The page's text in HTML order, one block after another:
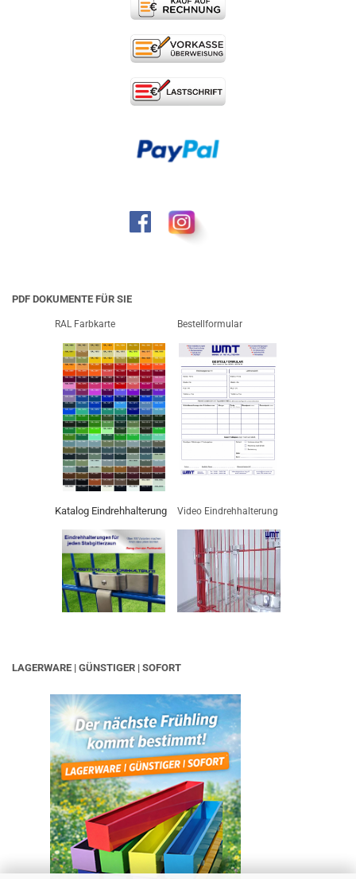
PDF DOKUMENTE FÜR SIE
RAL Farbkarte Bestellformular
Katalog Eindrehhalterung Video Eindrehhalterung
LAGERWARE | GÜNSTIGER | SOFORT